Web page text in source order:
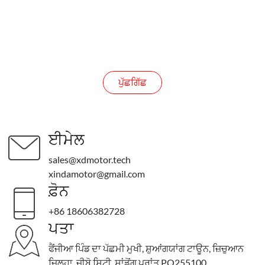
ਪੁੱਛਗਿੱਛ
ਈਮੇਲ
sales@xdmotor.tech
xindamotor@gmail.com
ਫ਼ੋਨ
+86 18606382728
ਪਤਾ
ਫੈਂਜੀਆ ਪਿੰਡ ਦਾ ਪੱਛਮੀ ਮੁਖੀ, ਸ਼ੁਆਂਗਯਾਂਗ ਟਾਊਨ, ਜ਼ਿਚੁਆਨ
ਜ਼ਿਲ੍ਹਾ, ਜ਼ੀਬੋ ਸਿਟੀ, ਸ਼ਾਂਡੋਂਗ ਪ੍ਰਾਂਤ PO255100